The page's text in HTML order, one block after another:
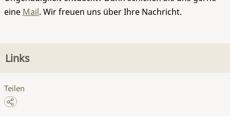
eine Mail. Wir freuen uns über Ihre Nachricht.
Links
Teilen